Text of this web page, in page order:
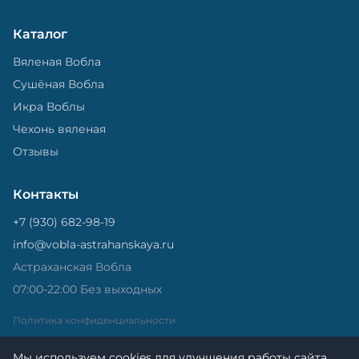
Каталог
Вяленая Вобла
Сушёная Вобла
Икра Воблы
Чехонь вяленая
Отзывы
Контакты
+7 (930) 682-98-19
info@vobla-astrahanskaya.ru
Астраханская Вобла
07:00-22:00 Без выходных
Политика конфиденциальности